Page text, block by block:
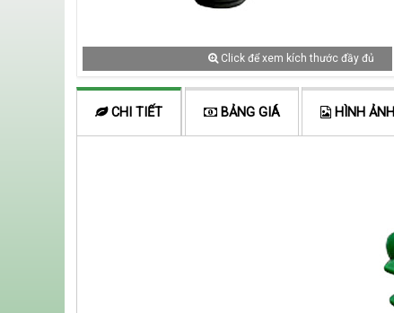
Click để xem kích thước đầy đủ
CHI TIẾT BẢNG GIÁ HÌNH ẢNH